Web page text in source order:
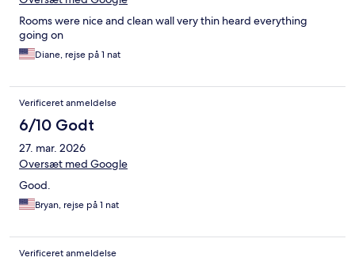
Rooms were nice and clean wall very thin heard everything
going on
Diane, rejse på 1 nat
Verificeret anmeldelse
6/10 Godt
27. mar. 2026
Oversæt med Google
Good.
Bryan, rejse på 1 nat
Verificeret anmeldelse